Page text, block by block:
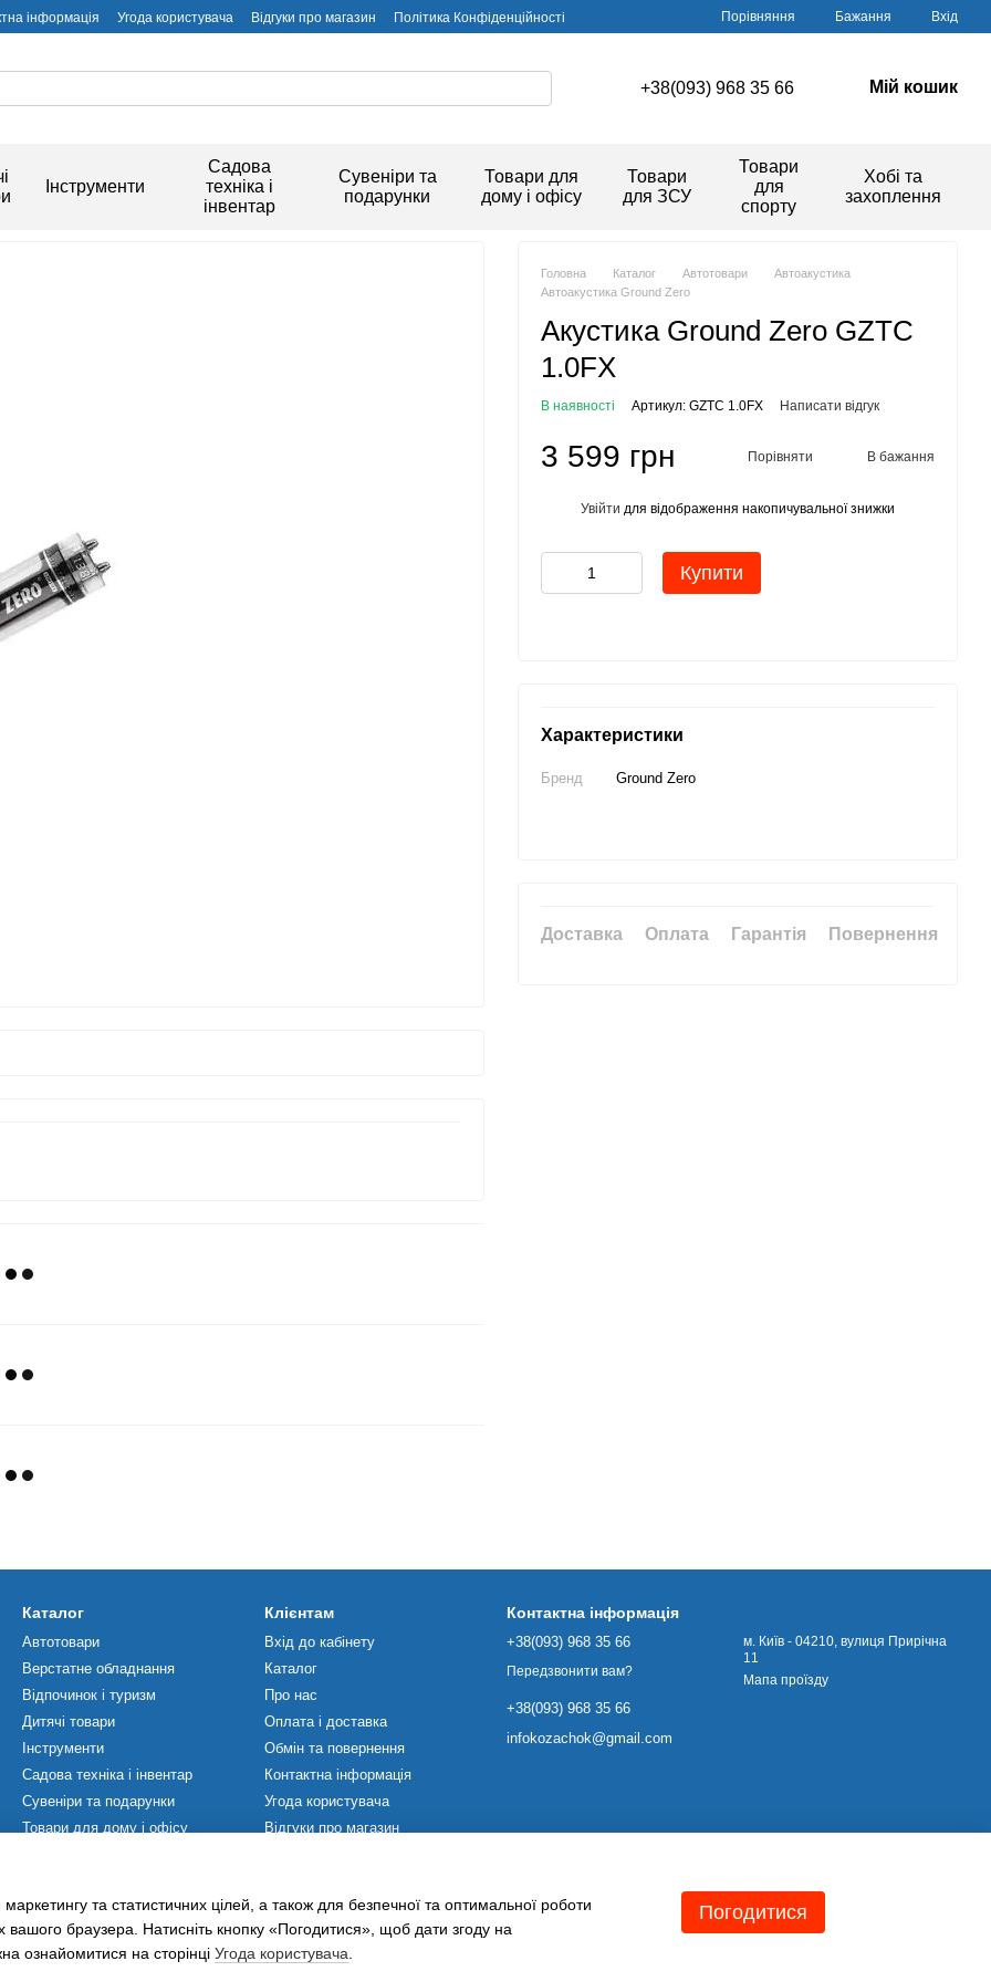
інформація Угода користувача Відгуки про магазин Політика Конфіденційності Порівняння Бажання Вхід
+38(093) 968 35 66 Мій кошик
Інструменти
Садова
техніка і
інвентар
Сувеніри та
подарунки
Товари для
дому і офісу
Товари
для ЗСУ
Товари
для
спорту
Хобі та
захоплення
Головна Каталог Автотовари
Автоакустика
Автоакустика Ground Zero
Акустика Ground Zero GZTC
1.0FX
В наявності Артикул: GZTC 1.0FX Написати відгук
3 599 грн Порівняти В бажання
Увійти для відображення накопичувальної знижки
Купити
Характеристики
Бренд Ground Zero
Доставка Оплата Гарантія Повернення
Каталог
Автотовари
Верстатне обладнання
Відпочинок і туризм
Дитячі товари
Інструменти
Садова техніка і інвентар
Сувеніри та подарунки
Товари для дому і офісу
Хобі та захоплення
Клієнтам
Вхід до кабінету
Каталог
Про нас
Оплата і доставка
Обмін та повернення
Контактна інформація
Угода користувача
Відгуки про магазин
Контактна інформація
+38(093) 968 35 66
Передзвонити вам?
+38(093) 968 35 66
infokozachok@gmail.com
м. Київ - 04210, вулиця Прирічна
11
Мапа проїзду
та статистичних цілей, а також для безпечної та оптимальної роботи
браузера. Натисніть кнопку «Погодитися», щоб дати згоду на
ознайомитися на сторінці Угода користувача
Погодитися